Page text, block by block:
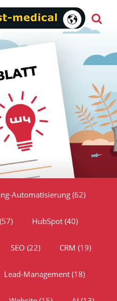
Automatisierung(62)
(57) HubSpot (40)
SEO (22) CRM (19)
Lead-Management (18)